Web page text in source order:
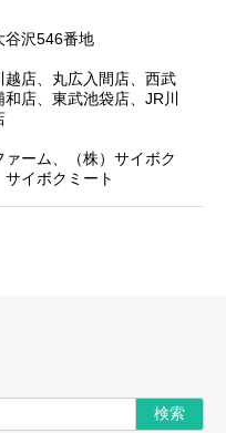
谷沢546番地
越店、丸広入間店、西武
店、東武池袋店、JR川
ァーム、（株）サイボク
イボクミート